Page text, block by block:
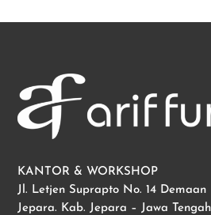
KANTOR & WORKSHOP
Jl. Letjen Suprapto No. 14 Demaan
Jepara. Kab. Jepara – Jawa Tengah